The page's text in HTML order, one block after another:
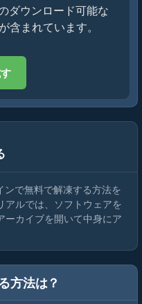
ダウンロード可能な
含まれています。
する方法（無料・インスト
）
で無料で解凍する方法を
アルでは、ソフトウェアを
ーカイブを開いて中身にア
方法は？